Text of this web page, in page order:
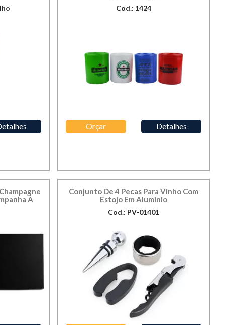
Cod.: 1424
Orçar Detalhes
A
Conjunto De 4 Pecas Para Vinho Com
Estojo Em Aluminio
Cod.: PV-01401